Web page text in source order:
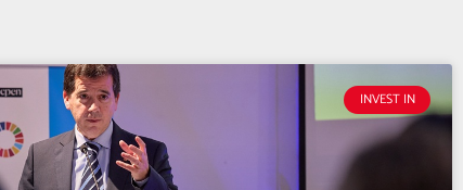
INVEST IN